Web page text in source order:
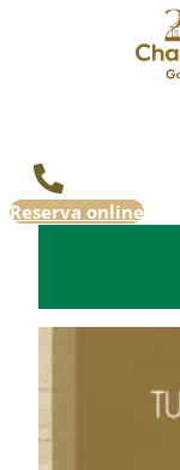
Reserva online